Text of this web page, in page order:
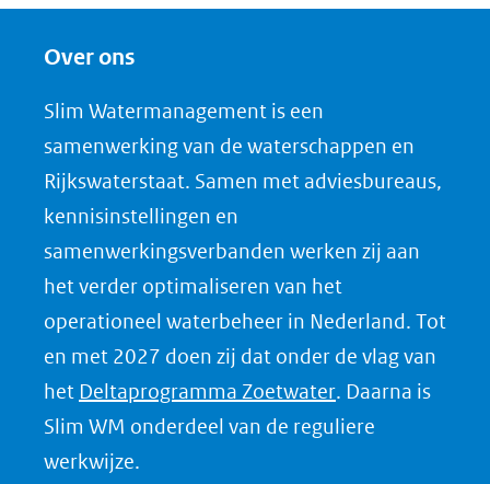
n
o
p
L
i
n
k
e
d
I
Over ons
Slim Watermanagement is een
samenwerking van de waterschappen en
Rijkswaterstaat. Samen met adviesbureaus,
kennisinstellingen en
samenwerkingsverbanden werken zij aan
het verder optimaliseren van het
operationeel waterbeheer in Nederland. Tot
en met 2027 doen zij dat onder de vlag van
het Deltaprogramma Zoetwater(opent
in
. Daarna is
Slim WM onderdeel van de reguliere
werkwijze.